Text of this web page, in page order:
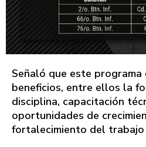
Señaló que este programa
beneficios, entre ellos la
disciplina, capacitación
oportunidades de
fortalecimiento del trabajo